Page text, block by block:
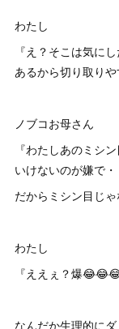
わたし
『え？そこは気に
あるから切り取りや
ノブコお母さん
『わたしあのミシ
いけないのが嫌で・
だからミシン目じ
わたし
『ええぇ？爆😂😂😂
なんだか生理的に